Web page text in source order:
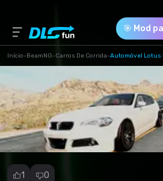
🎯 Mod
Início-BeamNG-Carros De Corrida-Automóvel Lotus
1 0
Versão do Jogo *
0.34 (lotus-emira-2023.zip)
Download (48.48 Mb)